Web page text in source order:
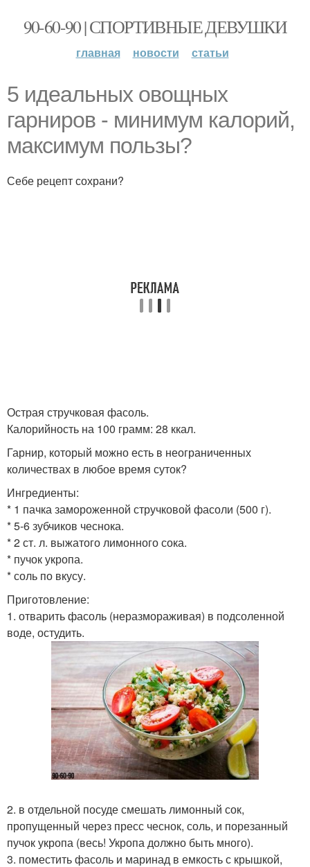
90-60-90 | СПОРТИВНЫЕ ДЕВУШКИ
главная новости статьи
5 идеальных овощных
гарниров - минимум калорий,
максимум пользы?
Себе рецепт сохрани?
Острая стручковая фасоль.
Калорийность на 100 грамм: 28 ккал.
Гарнир, который можно есть в неограниченных
количествах в любое время суток?
Ингредиенты:
* 1 пачка замороженной стручковой фасоли (500 г).
* 5-6 зубчиков чеснока.
* 2 ст. л. выжатого лимонного сока.
* пучок укропа.
* соль по вкусу.
Приготовление:
1. отварить фасоль (неразмораживая) в подсоленной
воде, остудить.
2. в отдельной посуде смешать лимонный сок,
пропущенный через пресс чеснок, соль, и порезанный
пучок укропа (весь! Укропа должно быть много).
3. поместить фасоль и маринад в емкость с крышкой,